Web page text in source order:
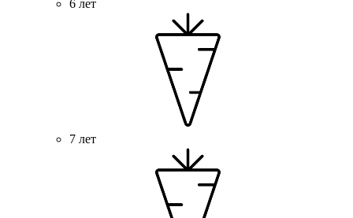
6 лет
7 лет